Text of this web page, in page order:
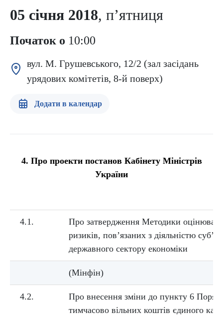
05 січня 2018, п’ятниця
Початок о 10:00
вул. М. Грушевського, 12/2 (зал засідань
урядових комітетів, 8-й поверх)
Додати в календар
4. Про проекти постанов Кабінету Міністрів
України
4.1.
Про затвердження Методики
ризиків, пов’язаних з діяльністю
державного сектору економіки
(Мінфін)
4.2.
Про внесення зміни до пункту 6
тимчасово вільних коштів єдиного